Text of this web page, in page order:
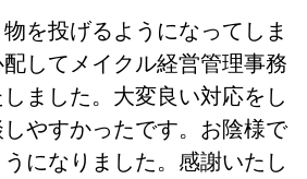
を投げるようになってしま
してメイクル経営管理事務
ました。大変良い対応をし
やすかったです。お陰様で
になりました。感謝いたし